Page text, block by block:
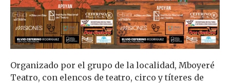
Organizado por el grupo de la localidad, Mboyeré
Teatro, con elencos de teatro, circo y títeres de